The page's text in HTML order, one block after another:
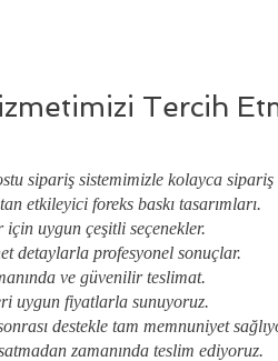
Tercih
sipariş sistemimizle kolayca
etkileyici foreks baskı tasarımları.
için uygun çeşitli seçenekler.
detaylarla profesyonel sonuçlar.
ve güvenilir teslimat.
uygun fiyatlarla sunuyoruz.
destekle tam memnuniyet
zamanında teslim ediyoruz.